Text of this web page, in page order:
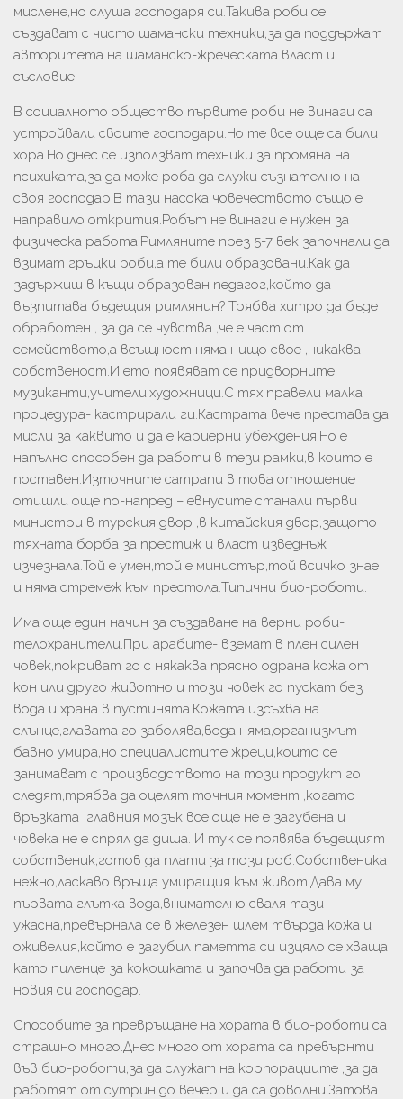
мислене,но слуша господаря си.Такива роби се
създават с чисто шамански техники,за да поддържат
авторитета на шаманско-жреческата власт и
съсловие.
В социалното общество първите роби не винаги са
устройвали своите господари.Но те все още са били
хора.Но днес се използват техники за промяна на
психиката,за да може роба да служи съзнателно на
своя господар.В тази насока човечеството също е
направило открития.Робът не винаги е нужен за
физическа работа.Римляните през 5-7 век започнали да
взимат гръцки роби,а те били образовани.Как да
задържиш в къщи образован педагог,който да
възпитава бъдещия римлянин? Трябва хитро да бъде
обработен , за да се чувства ,че е част от
семейството,а всъщност няма нищо свое ,никаква
собственост.И ето появяват се придворните
музиканти,учители,художници.С тях правели малка
процедура- кастрирали ги.Кастрата вече престава да
мисли за каквито и да е кариерни убеждения.Но е
напълно способен да работи в тези рамки,в които е
поставен.Източните сатрапи в това отношение
отишли още по-напред – евнусите станали първи
министри в турския двор ,в китайския двор,защото
тяхната борба за престиж и власт изведнъж
изчезнала.Той е умен,той е министър,той всичко знае
и няма стремеж към престола.Типични био-роботи.
Има още един начин за създаване на верни роби-
телохранители.При арабите- вземат в плен силен
човек,покриват го с някаква прясно одрана кожа от
кон или друго животно и този човек го пускат без
вода и храна в пустинята.Кожата изсъхва на
слънце,главата го заболява,вода няма,организмът
бавно умира,но специалистите жреци,които се
занимават с производството на този продукт го
следят,трябва да оцелят точния момент ,когато
връзката главния мозък все още не е загубена и
човека не е спрял да диша. И тук се появява бъдещият
собственик,готов да плати за този роб.Собственика
нежно,ласкаво връща умиращия към живот.Дава му
първата глътка вода,внимателно сваля тази
ужасна,превърнала се в железен шлем твърда кожа и
оживелия,който е загубил паметта си изцяло се хваща
като пиленце за кокошката и започва да работи за
новия си господар.
Способите за превръщане на хората в био-роботи са
страшно много.Днес много от хората са превърнти
във био-роботи,за да служат на корпорациите ,за да
работят от сутрин до вечер и да са доволни.Затова